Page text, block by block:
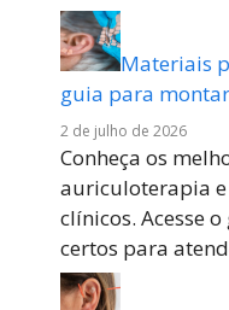
Materiais
guia para
2 de julho de 2026
Conheça os
auriculoterapia e
clínicos. Acesse
certos para